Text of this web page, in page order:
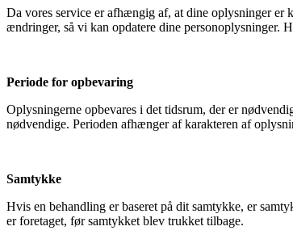
Da vores service er afhængig af, at dine oplysninger er
ændringer, så vi kan opdatere dine personoplysninger.
Periode for opbevaring
Oplysningerne opbevares i det tidsrum, der er
nødvendige. Perioden afhænger af karakteren af
Samtykke
Hvis en behandling er baseret på dit samtykke, er
er foretaget, før samtykket blev trukket tilbage.